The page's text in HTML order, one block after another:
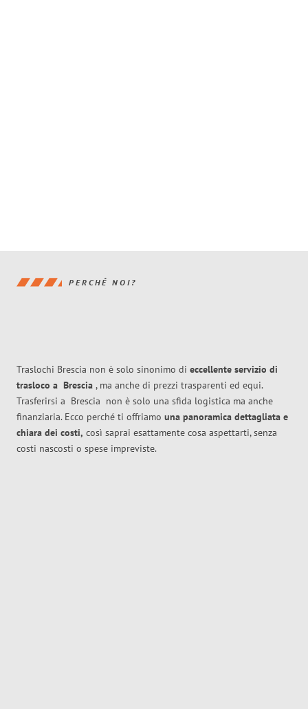
PERCHÉ NOI?
Traslochi Brescia non è solo sinonimo di eccellente servizio di
trasloco a Brescia , ma anche di prezzi trasparenti ed equi.
Trasferirsi a Brescia non è solo una sfida logistica ma anche
finanziaria. Ecco perché ti offriamo una panoramica dettagliata e
chiara dei costi, così saprai esattamente cosa aspettarti, senza
costi nascosti o spese impreviste.